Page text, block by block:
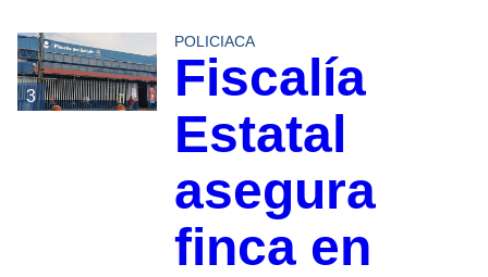
3
POLICIACA
Fiscalía
Estatal
asegura
finca en